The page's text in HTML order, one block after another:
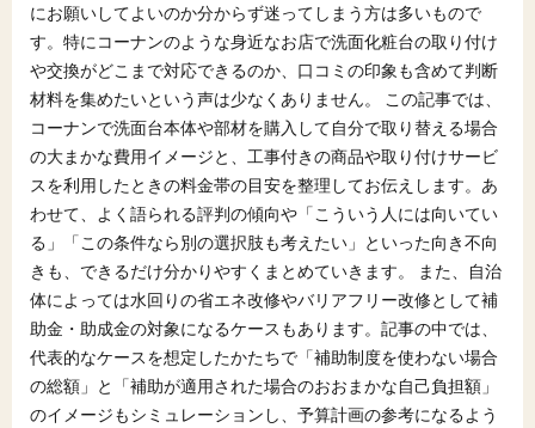
にお願いしてよいのか分からず迷ってしまう方は多いもので
す。特にコーナンのような身近なお店で洗面化粧台の取り付け
や交換がどこまで対応できるのか、口コミの印象も含めて判断
材料を集めたいという声は少なくありません。 この記事では、
コーナンで洗面台本体や部材を購入して自分で取り替える場合
の大まかな費用イメージと、工事付きの商品や取り付けサービ
スを利用したときの料金帯の目安を整理してお伝えします。あ
わせて、よく語られる評判の傾向や「こういう人には向いてい
る」「この条件なら別の選択肢も考えたい」といった向き不向
きも、できるだけ分かりやすくまとめていきます。 また、自治
体によっては水回りの省エネ改修やバリアフリー改修として補
助金・助成金の対象になるケースもあります。記事の中では、
代表的なケースを想定したかたちで「補助制度を使わない場合
の総額」と「補助が適用された場合のおおまかな自己負担額」
のイメージもシミュレーションし、予算計画の参考になるよう